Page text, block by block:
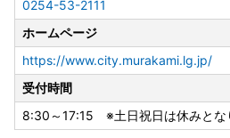
ン上で完結します。
▼▼▼自治体マイページはこちら
https://mypg.jp/
■ワンストップ特例申請書 送付先
0254-53-2111
ホームページ
https://www.city.murakami.lg.jp/
受付時間
8:30～17:15 ※土日祝日は休みとな